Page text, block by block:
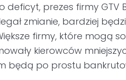
deficyt, prezes firmy GTV
zmianie, bardziej
firmy, które mogą
kierowców
będą po prostu